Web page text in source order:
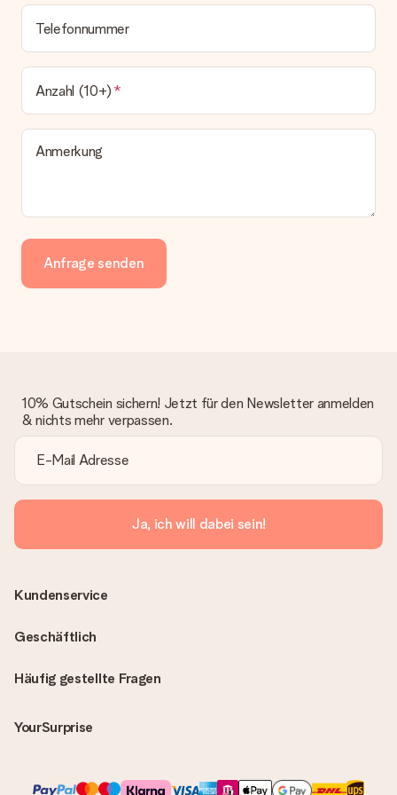
Telefonnummer
Anzahl (10+)
Anmerkung
Anfrage senden
10% Gutschein sichern! Jetzt für den Newsletter anmelden
& nichts mehr verpassen.
Ja, ich will dabei sein!
Häufig gestellte Fragen
YourSurprise
Kundenservice
Geschäftlich